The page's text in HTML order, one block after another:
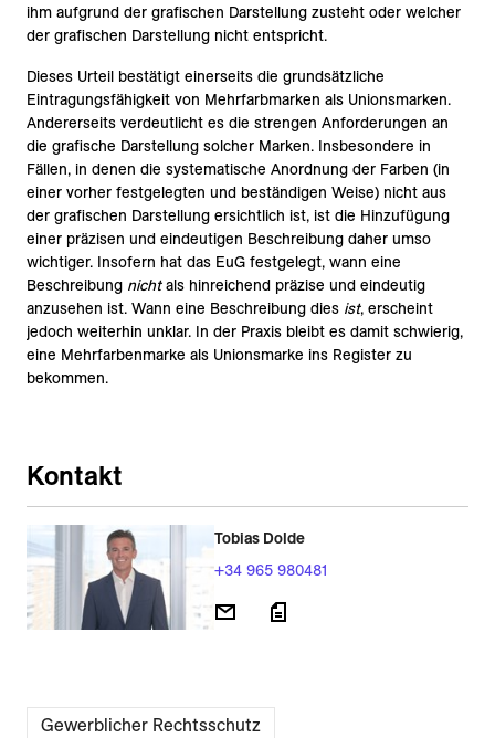
ihm aufgrund der grafischen Darstellung zusteht oder welcher
der grafischen Darstellung nicht entspricht.
Dieses Urteil bestätigt einerseits die grundsätzliche
Eintragungsfähigkeit von Mehrfarbmarken als Unionsmarken.
Andererseits verdeutlicht es die strengen Anforderungen an
die grafische Darstellung solcher Marken. Insbesondere in
Fällen, in denen die systematische Anordnung der Farben (in
einer vorher festgelegten und beständigen Weise) nicht aus
der grafischen Darstellung ersichtlich ist, ist die Hinzufügung
einer präzisen und eindeutigen Beschreibung daher umso
wichtiger. Insofern hat das EuG festgelegt, wann eine
Beschreibung nichtals hinreichend präzise und eindeutig
anzusehen ist. Wann eine Beschreibung dies ist, erscheint
jedoch weiterhin unklar. In der Praxis bleibt es damit schwierig,
eine Mehrfarbenmarke als Unionsmarke ins Register zu
bekommen.
Kontakt
Tobias Dolde
+34 965 980481
Gewerblicher Rechtsschutz